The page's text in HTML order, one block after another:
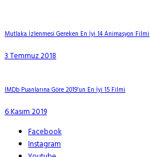
Mutlaka İzlenmesi Gereken En İyi 14 Animasyon Filmi
3 Temmuz 2018
IMDb Puanlarına Göre 2019’un En İyi 15 Filmi
6 Kasım 2019
Facebook
Instagram